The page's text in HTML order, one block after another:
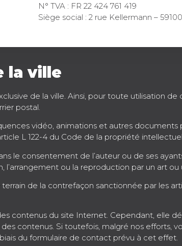
N° TVA : FR 22 424 761 419
Siège social : 2 rue Kellermann –
la ville
de la ville. Ainsi, pour toute utilisation
postal.
vidéo, animations et autres
L 122-4 du Code de la propriété
le consentement de l’auteur ou de ses
ou la reproduction par un art
de la contrefaçon sanctionnée par les
contenus du site Internet. Cependant, elle
contenus. Si toutefois, malgré nos efforts,
du formulaire de contact prévu à cet effet.